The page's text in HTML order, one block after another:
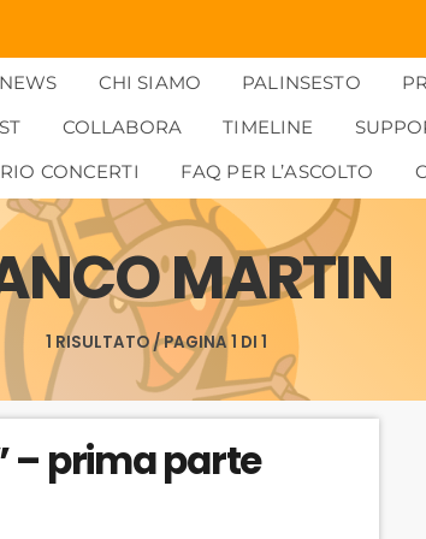
NEWS CHI SIAMO PALINSESTO
COLLABORA TIMELINE
CONCERTI
FAQ PER L’ASCOLTO
MARTIN
1 RISULTATO / PAGINA 1 DI 1
– prima parte